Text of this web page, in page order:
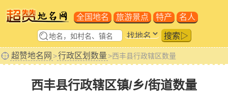
全国地名 旅游景点 特产 名人
搜索▷
超赞地名网 >行政区划数量>西丰县行政辖区数量
西丰县行政辖区镇/乡/街道数量